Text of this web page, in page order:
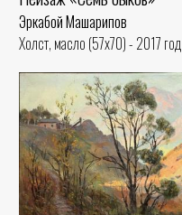
Эркабой Машарипов
Холст, масло (57x70) - 2017 год